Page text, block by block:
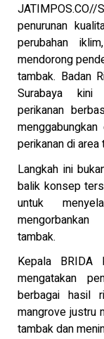
JATIMPOS.CO//
penurunan
perubahan
mendorong
tambak. Badan
Surabaya kini
perikanan
perikanan di area
Langkah ini
balik konsep
untuk
tambak.
Kepala BRIDA
mengatakan
berbagai hasil
mangrove justru
tambak dan